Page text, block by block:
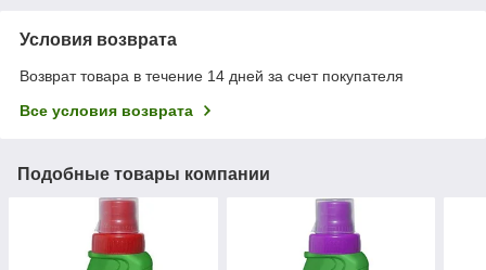
Условия возврата
Возврат товара в течение 14 дней за счет покупателя
Все условия возврата
Подобные товары компании